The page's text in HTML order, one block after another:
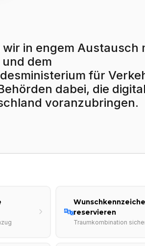
in engem Austausch
dem
für
dabei, die
voranzubringen.
🔤reservieren
Traumkombination